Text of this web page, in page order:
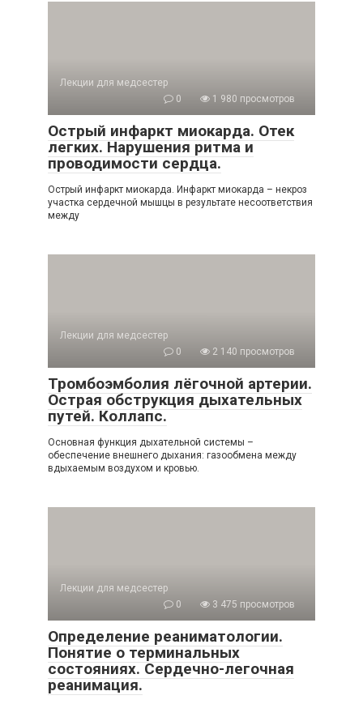
Лекции для медсестер
0
1 980 просмотров
Острый инфаркт миокарда. Отек
легких. Нарушения ритма и
проводимости сердца.
Острый инфаркт миокарда. Инфаркт миокарда – некроз
участка сердечной мышцы в результате несоответствия
между
Лекции для медсестер
0
2 140 просмотров
Тромбоэмболия лёгочной артерии.
Острая обструкция дыхательных
путей. Коллапс.
Основная функция дыхательной системы –
обеспечение внешнего дыхания: газообмена между
вдыхаемым воздухом и кровью.
Лекции для медсестер
0
3 475 просмотров
Определение реаниматологии.
Понятие о терминальных
состояниях. Сердечно-легочная
реанимация.